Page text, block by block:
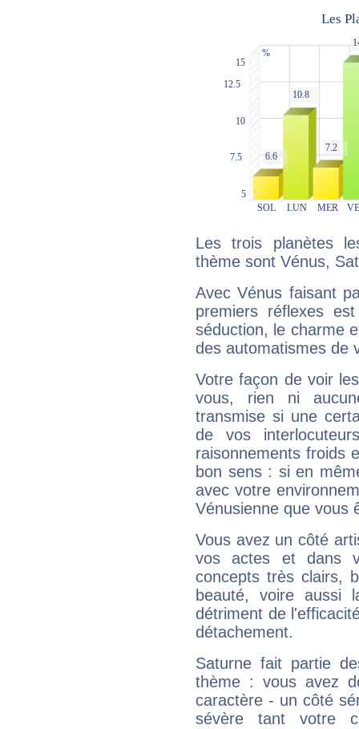
Les trois planètes
thème sont Vénus,
Avec Vénus faisant
premiers réflexes
séduction, le charme
des automatismes de
Votre façon de voir
vous, rien ni
transmise si une
de vos
raisonnements froids
bon sens : si en
avec votre
Vénusienne que vous
Vous avez un côté
vos actes et dans
concepts très clairs,
beauté, voire aussi
détriment de
détachement.
Saturne fait partie
thème : vous avez
caractère - un côté
sévère tant votre